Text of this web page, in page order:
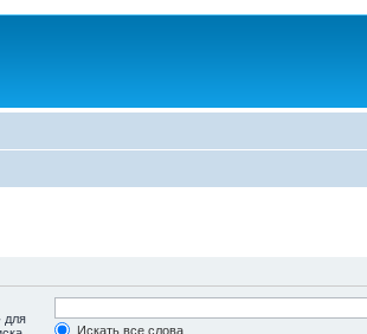
для
Искать все слова